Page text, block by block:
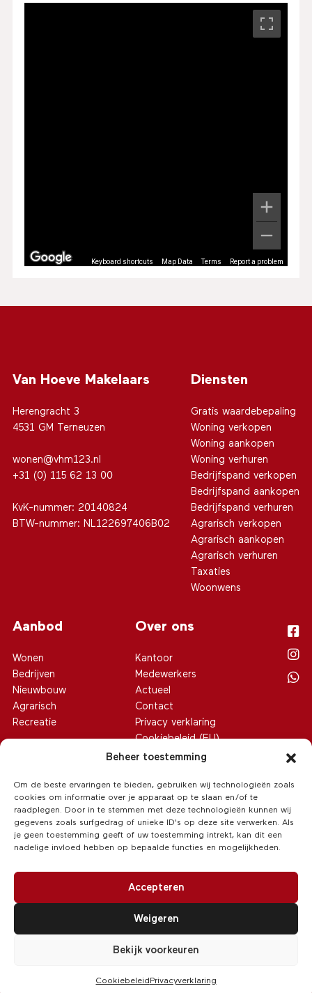
Beheer toestemming
Om de beste ervaringen te bieden, gebruiken wij technologieën zoals
cookies om informatie over je apparaat op te slaan en/of te
raadplegen. Door in te stemmen met deze technologieën kunnen wij
gegevens zoals surfgedrag of unieke ID's op deze site verwerken. Als
je geen toestemming geeft of uw toestemming intrekt, kan dit een
nadelige invloed hebben op bepaalde functies en mogelijkheden.
Accepteren
Weigeren
Bekijk voorkeuren
Cookiebeleid Privacyverklaring
Keyboard shortcuts Map Data Terms Report a problem
Van Hoeve Makelaars
Herengracht 3
4531 GM Terneuzen
wonen@vhm123.nl
+31 (0) 115 62 13 00
KvK-nummer: 20140824
BTW-nummer: NL122697406B02
Diensten
Gratis waardebepaling
Woning verkopen
Woning aankopen
Woning verhuren
Bedrijfspand verkopen
Bedrijfspand aankopen
Bedrijfspand verhuren
Agrarisch verkopen
Agrarisch aankopen
Agrarisch verhuren
Taxaties
Woonwens
Aanbod
Wonen
Bedrijven
Nieuwbouw
Agrarisch
Recreatie
Over ons
Kantoor
Medewerkers
Actueel
Contact
Privacy verklaring
Cookiebeleid (EU)